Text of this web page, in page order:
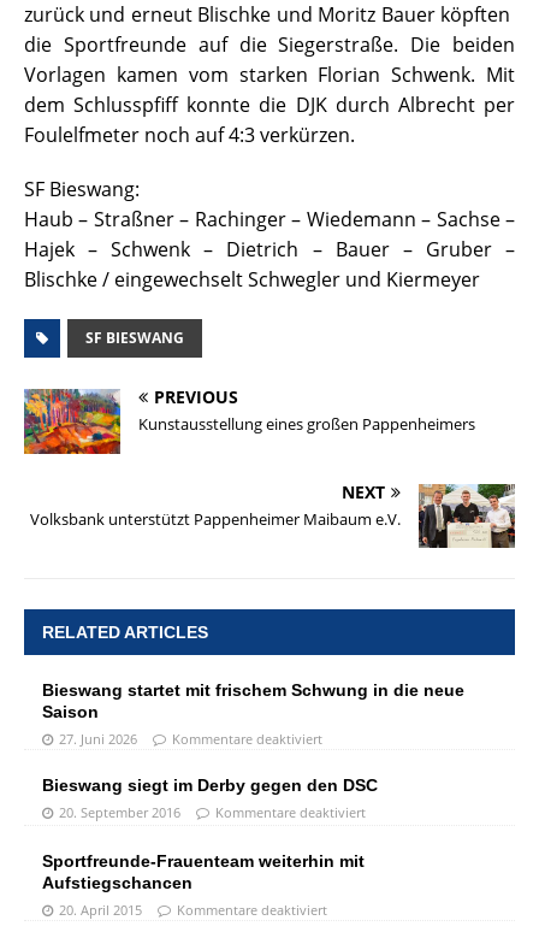
zurück und erneut Blischke und Moritz Bauer köpften
die Sportfreunde auf die Siegerstraße. Die beiden
Vorlagen kamen vom starken Florian Schwenk. Mit
dem Schlusspfiff konnte die DJK durch Albrecht per
Foulelfmeter noch auf 4:3 verkürzen.
SF Bieswang:
Haub – Straßner – Rachinger – Wiedemann – Sachse –
Hajek – Schwenk – Dietrich – Bauer – Gruber –
Blischke / eingewechselt Schwegler und Kiermeyer
SF BIESWANG
PREVIOUS
Kunstausstellung eines großen Pappenheimers
NEXT
Volksbank unterstützt Pappenheimer Maibaum e.V.
RELATED ARTICLES
Bieswang startet mit frischem Schwung in die neue
Saison
27. Juni 2026 Kommentare deaktiviert
Bieswang siegt im Derby gegen den DSC
20. September 2016 Kommentare deaktiviert
Sportfreunde-Frauenteam weiterhin mit
Aufstiegschancen
20. April 2015 Kommentare deaktiviert